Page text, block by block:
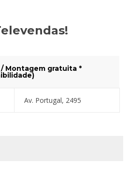
Montagem gratuita *
Av. Portugal, 2495